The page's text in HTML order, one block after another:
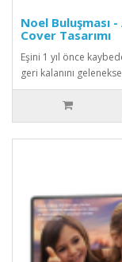
Noel Buluşması
Cover Tasarımı
Eşini 1 yıl önce
geri kalanını